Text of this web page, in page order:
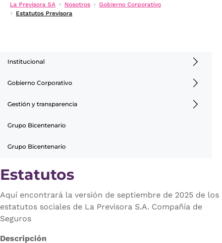
La Previsora SA Nosotros
Gobierno Corporativo
Estatutos Previsora
Institucional
Gobierno Corporativo
Gestión y transparencia
Grupo Bicentenario
Grupo Bicentenario
Estatutos
Aquí encontrará la versión de septiembre de 2025 de los
estatutos sociales de La Previsora S.A. Compañía de
Seguros
Descripción